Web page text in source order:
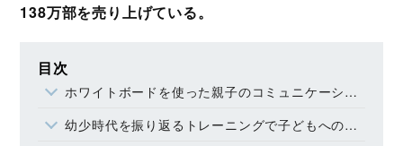
138万部を売り上げている。
目次
ホワイトボードを使った親子のコミュニケーション術
幼少時代を振り返るトレーニングで子どもへの接し方を考える